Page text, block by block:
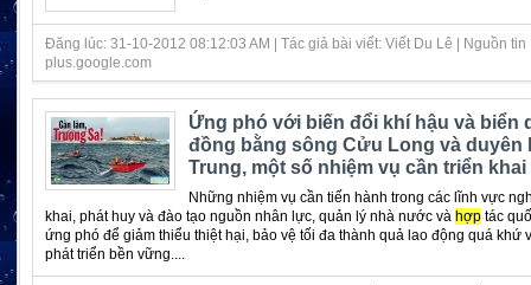
Đăng lúc: 31-10-2012 08:12:03 AM | Tác giả bài viết: Viết Du Lê | Nguồn tin
plus.google.com
Ứng phó với biến đổi khí hậu và biển
đồng bằng sông Cửu Long và duyên
Trung, một số nhiệm vụ cần triển khai
Những nhiệm vụ cần tiến hành trong các lĩnh vực
khai, phát huy và đào tạo nguồn nhân lực, quản lý nhà nước và hợp tác
ứng phó để giảm thiểu thiệt hại, bảo vệ tối đa thành quả lao động quá khứ
phát triển bền vững....